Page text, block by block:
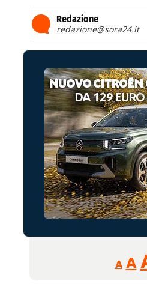
Redazione
redazione@sora24.it
A A